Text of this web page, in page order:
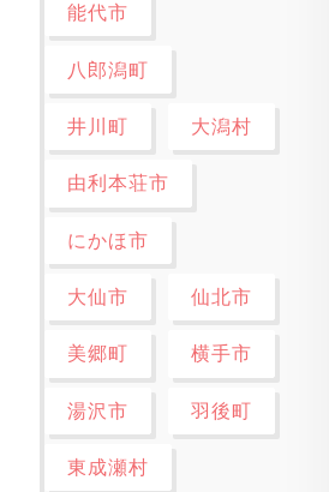
能代市
八郎潟町
井川町 大潟村
由利本荘市
にかほ市
大仙市 仙北市
美郷町 横手市
湯沢市 羽後町
東成瀬村